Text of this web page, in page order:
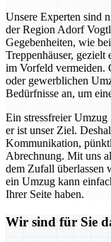
Unsere Experten sind
der Region Adorf
Gegebenheiten, wie
Treppenhäuser, gezielt
im Vorfeld vermeiden.
oder gewerblichen
Bedürfnisse an, um
Ein stressfreier
er ist unser Ziel.
Kommunikation,
Abrechnung. Mit uns
dem Zufall überlassen
ein Umzug kann
Ihrer Seite haben.
Wir sind für Sie